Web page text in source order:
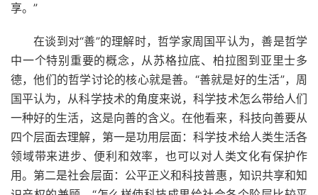
享。”
在谈到对“善”的理解时，哲学家周国平认为，善是哲学
中一个特别重要的概念，从苏格拉底、柏拉图到亚里士多
德，他们的哲学讨论的核心就是善。“善就是好的生活”，周
国平认为，从科学技术的角度来说，科学技术怎么带给人们
一种好的生活，这是向善的含义。在他看来，科技向善要从
四个层面去理解，第一是功用层面：科学技术给人类生活各
领域带来进步、便利和效率，也可以对人类文化有保护作
用。第二是社会层面：公平正义和科技普惠，知识共享和知